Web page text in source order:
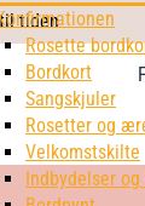
tiden
Rosette
Bordkort
Sangskjuler
Rosetter og
Velkomstskilte
Indbydelser og